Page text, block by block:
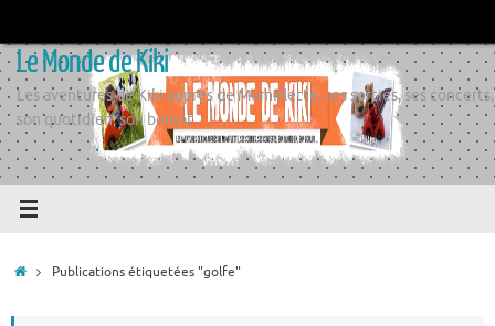
contenu
Le Monde de Kiki
Les aventures de Kiki auprès de Momiflette, ses sorties, ses concerts,
son quotidien, son boulot
AccueilPublications étiquetées "golfe"